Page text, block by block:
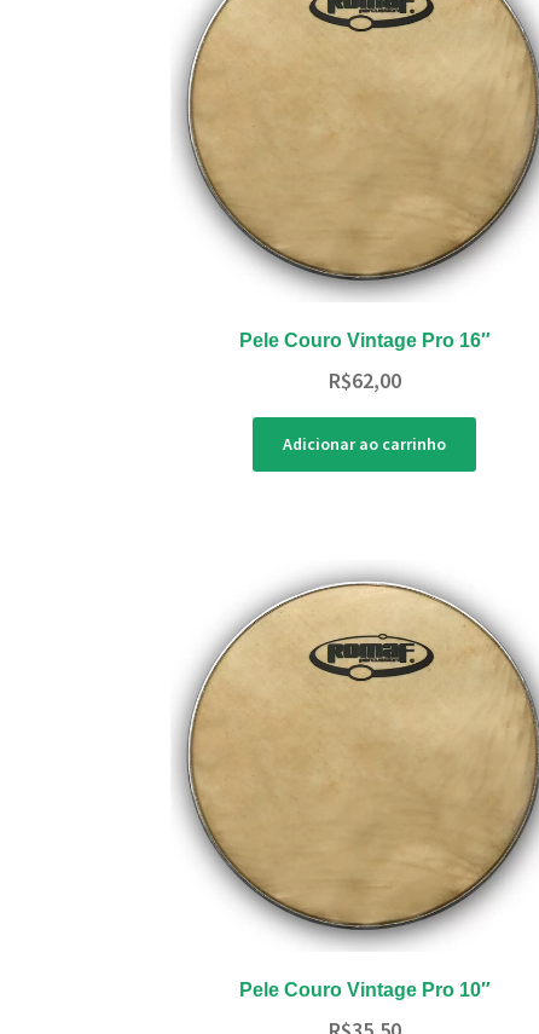
Pele Couro Vintage Pro 16″
R$62,00
Adicionar ao carrinho
Pele Couro Vintage Pro 10″